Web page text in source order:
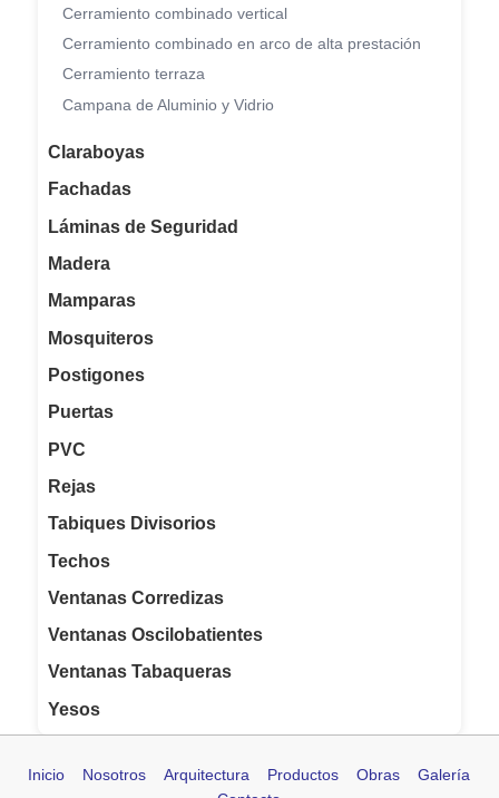
Cerramiento combinado vertical
Cerramiento combinado en arco de alta prestación
Cerramiento terraza
Campana de Aluminio y Vidrio
Claraboyas
Fachadas
Láminas de Seguridad
Madera
Mamparas
Mosquiteros
Postigones
Puertas
PVC
Rejas
Tabiques Divisorios
Techos
Ventanas Corredizas
Ventanas Oscilobatientes
Ventanas Tabaqueras
Yesos
Inicio Nosotros Arquitectura Productos Obras
Galería